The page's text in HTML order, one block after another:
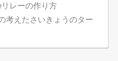
レーの作り方
考えたさいきょうのター